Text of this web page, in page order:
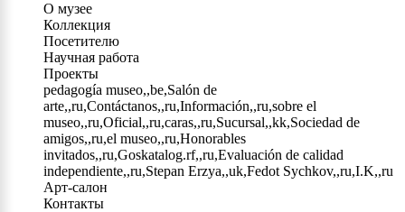
О музее
Коллекция
Посетителю
Научная работа
Проекты
pedagogía museo,,be,Salón de
arte,,ru,Contáctanos,,ru,Información,,ru,sobre el
museo,,ru,Oficial,,ru,caras,,ru,Sucursal,,kk,Sociedad de
amigos,,ru,el museo,,ru,Honorables
invitados,,ru,Goskatalog.rf,,ru,Evaluación de calidad
independiente,,ru,Stepan Erzya,,uk,Fedot Sychkov,,ru,I.K,,ru
Арт-салон
Контакты